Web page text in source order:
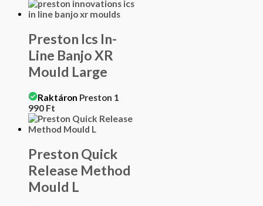
Preston Ics In-
Line Banjo XR
Mould Large
Raktáron Preston 1
990 Ft
Preston Quick
Release Method
Mould L